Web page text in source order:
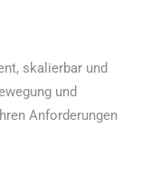
skalierbar und
und
Anforderungen